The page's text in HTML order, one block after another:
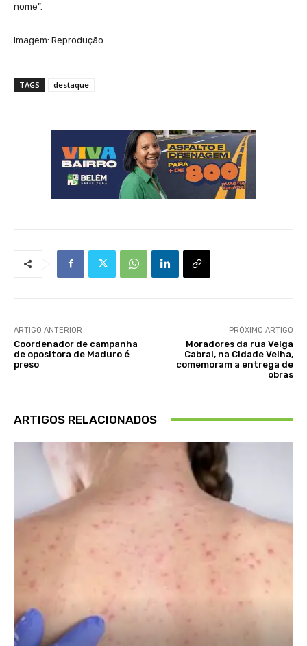
nome”.
Imagem: Reprodução
TAGS destaque
ARTIGO ANTERIOR
Coordenador de campanha
de opositora de Maduro é
preso
PRÓXIMO ARTIGO
Moradores da rua Veiga
Cabral, na Cidade Velha,
comemoram a entrega de
obras
ARTIGOS RELACIONADOS